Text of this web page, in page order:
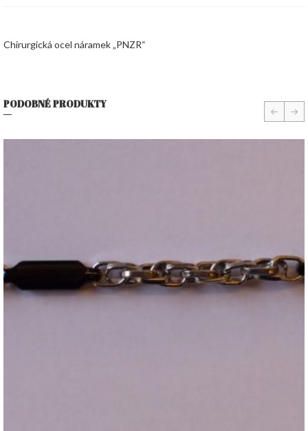
Chirurgická ocel náramek „PNZR“
PODOBNÉ PRODUKTY prev